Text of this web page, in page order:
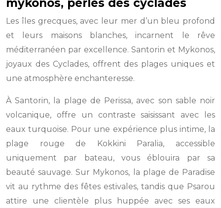
mykonos, perles des cyclades
Les îles grecques, avec leur mer d’un bleu profond
et leurs maisons blanches, incarnent le rêve
méditerranéen par excellence. Santorin et Mykonos,
joyaux des Cyclades, offrent des plages uniques et
une atmosphère enchanteresse.
À Santorin, la plage de Perissa, avec son sable noir
volcanique, offre un contraste saisissant avec les
eaux turquoise. Pour une expérience plus intime, la
plage rouge de Kokkini Paralia, accessible
uniquement par bateau, vous éblouira par sa
beauté sauvage. Sur Mykonos, la plage de Paradise
vit au rythme des fêtes estivales, tandis que Psarou
attire une clientèle plus huppée avec ses eaux